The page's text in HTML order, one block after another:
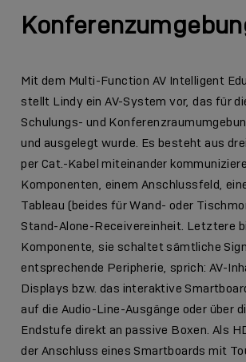
Mit dem Multi-Function AV Intelligent
stellt Lindy ein AV-System vor, das für
Schulungs- und
und ausgelegt wurde. Es besteht aus
per Cat.-Kabel miteinander
Komponenten, einem Anschlussfeld,
Tableau (beides für Wand- oder
Stand-Alone-Receivereinheit. Letztere
Komponente, sie schaltet sämtliche
entsprechende Peripherie, sprich: AV-
Displays bzw. das interaktive
auf die Audio-Line-Ausgänge oder über
Endstufe direkt an passive Boxen. Als
der Anschluss eines Smartboards mit